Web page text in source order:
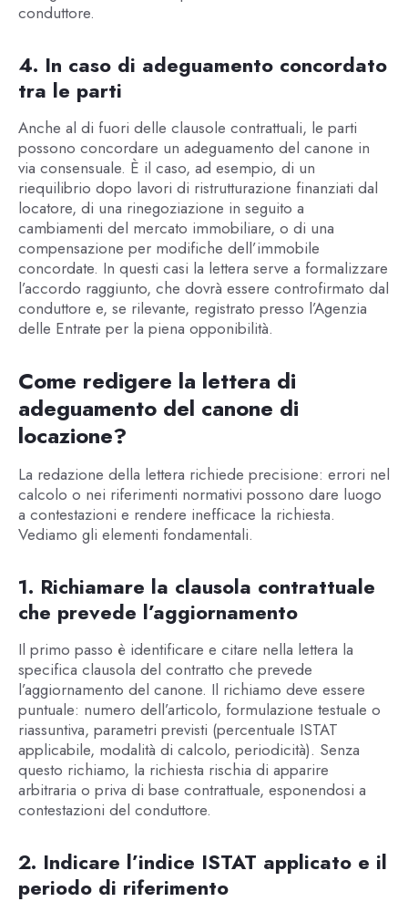
conduttore.
4. In caso di adeguamento concordato
tra le parti
Anche al di fuori delle clausole contrattuali, le parti
possono concordare un adeguamento del canone in
via consensuale. È il caso, ad esempio, di un
riequilibrio dopo lavori di ristrutturazione finanziati dal
locatore, di una rinegoziazione in seguito a
cambiamenti del mercato immobiliare, o di una
compensazione per modifiche dell’immobile
concordate. In questi casi la lettera serve a formalizzare
l’accordo raggiunto, che dovrà essere controfirmato dal
conduttore e, se rilevante, registrato presso l’Agenzia
delle Entrate per la piena opponibilità.
Come redigere la lettera di
adeguamento del canone di
locazione?
La redazione della lettera richiede precisione: errori nel
calcolo o nei riferimenti normativi possono dare luogo
a contestazioni e rendere inefficace la richiesta.
Vediamo gli elementi fondamentali.
1. Richiamare la clausola contrattuale
che prevede l’aggiornamento
Il primo passo è identificare e citare nella lettera la
specifica clausola del contratto che prevede
l’aggiornamento del canone. Il richiamo deve essere
puntuale: numero dell’articolo, formulazione testuale o
riassuntiva, parametri previsti (percentuale ISTAT
applicabile, modalità di calcolo, periodicità). Senza
questo richiamo, la richiesta rischia di apparire
arbitraria o priva di base contrattuale, esponendosi a
contestazioni del conduttore.
2. Indicare l’indice ISTAT applicato e il
periodo di riferimento